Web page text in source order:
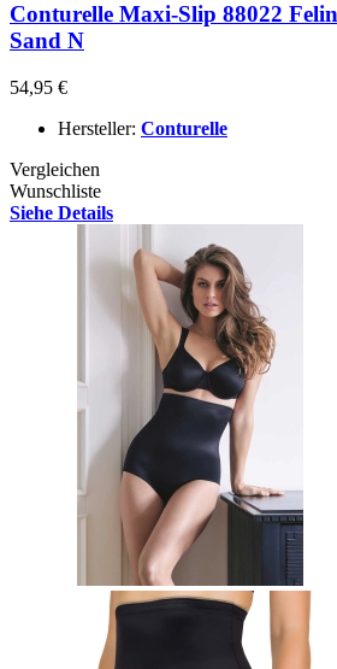
Conturelle Maxi-Slip 88022
Sand N
54,95 €
Hersteller: Conturelle
Vergleichen
Wunschliste
Siehe Details